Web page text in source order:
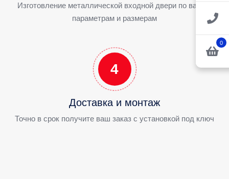
0
Изготовление металлической входной двери по вашим
параметрам и размерам
4
Доставка и монтаж
Точно в срок получите ваш заказ с установкой под ключ